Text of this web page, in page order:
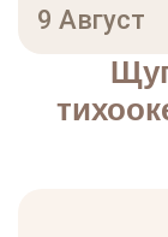
9 Август